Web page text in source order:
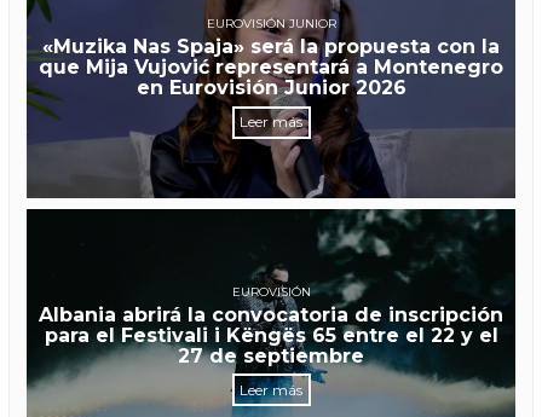
EUROVISIÓN JUNIOR
«Muzika Nas Spaja» será la propuesta con la
que Mija Vujović representará a Montenegro
en Eurovisión Junior 2026
Leer más
EUROVISIÓN
Albania abrirá la convocatoria de inscripción
para el Festivali i Këngës 65 entre el 22 y el
27 de septiembre
Leer más